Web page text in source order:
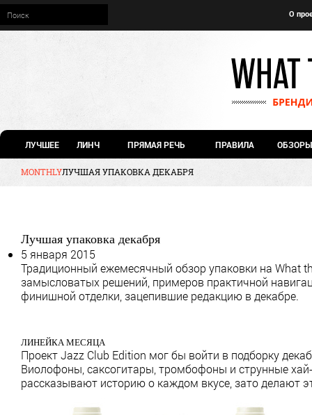
О
ЛУЧШЕЕ ЛИНЧ ПРЯМАЯ РЕЧЬ ПРАВИЛА ОБЗОРЫ
MONTHLYЛУЧШАЯ УПАКОВКА ДЕКАБРЯ
Лучшая упаковка декабря
5 января 2015
Традиционный ежемесячный обзор упаковки на What
замысловатых решений, примеров практичной
финишной отделки, зацепившие редакцию в декабре.
ЛИНЕЙКА МЕСЯЦА
Проект Jazz Club Edition мог бы войти в подборку
Виолофоны, саксогитары, тромбофоны и струнные
рассказывают историю о каждом вкусе, зато делают